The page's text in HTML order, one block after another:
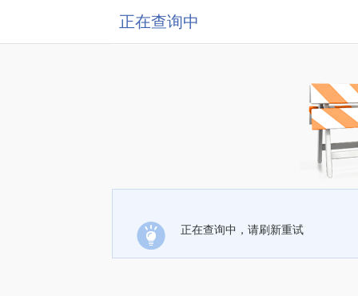
正在查询中
正在查询中，请刷新重试